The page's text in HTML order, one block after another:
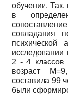
обучении. Так,
в
совладания
психической
исследовании
2 - 4 классов
возраст
составила 99
были